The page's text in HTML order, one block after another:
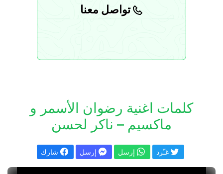
تواصل معنا
كلمات اغنية رضوان الأسمر و
ماكسيم – ناكر لحسن